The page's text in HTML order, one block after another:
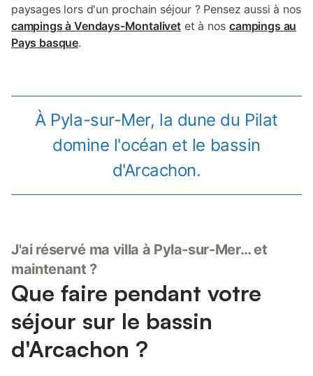
paysages lors d'un prochain séjour ? Pensez aussi à nos
campings à Vendays-Montalivetet à noscampings au
Pays basque.
À Pyla-sur-Mer, la dune du Pilat
domine l'océan et le bassin
d'Arcachon.
J'ai réservé ma villa à Pyla-sur-Mer… et
maintenant ?
Que faire pendant votre
séjour sur le bassin
d'Arcachon ?